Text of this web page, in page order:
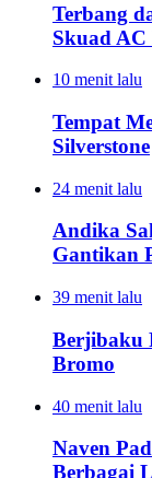
Terbang
Skuad
10 menit lalu
Tempat
Silverstone
24 menit lalu
Andika
Gantikan
39 menit lalu
Berjibaku
Bromo
40 menit lalu
Naven
Berbagai